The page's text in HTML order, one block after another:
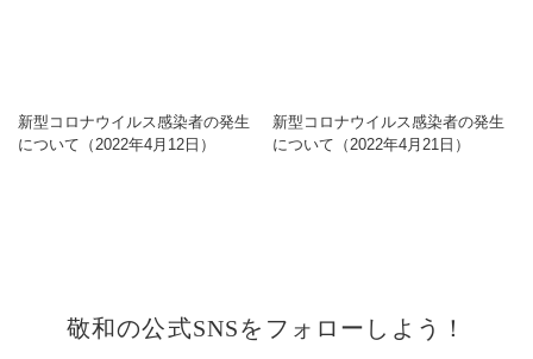
新型コロナウイルス感染者の発生
について（2022年4月12日）
新型コロナウイルス感染者の発生
について（2022年4月21日）
敬和の公式SNSをフォローしよう！